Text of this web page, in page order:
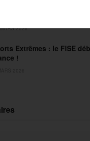
Montpellier 2026 : de
2026
Extrêmes : le FISE
!